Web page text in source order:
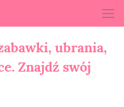
ubrania,
Znajdź swój